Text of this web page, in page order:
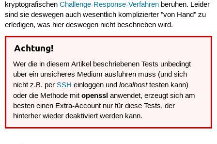
kryptografischen Challenge-Response-Verfahrenberuhen. Leider
sind sie deswegen auch wesentlich komplizierter "von Hand" zu
erledigen, was hier deswegen nicht beschrieben wird.
Achtung!
Wer die in diesem Artikel beschriebenen Tests unbedingt
über ein unsicheres Medium ausführen muss (und sich
nicht z.B. perSSH einloggen undlocalhosttesten kann)
oder die Methode mitopenssl anwendet, erzeugt sich am
besten einen Extra-Account nur für diese Tests, der
hinterher wieder deaktiviert werden kann.